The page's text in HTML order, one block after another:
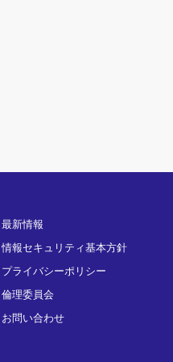
最新情報
情報セキュリティ基本方針
プライバシーポリシー
倫理委員会
お問い合わせ